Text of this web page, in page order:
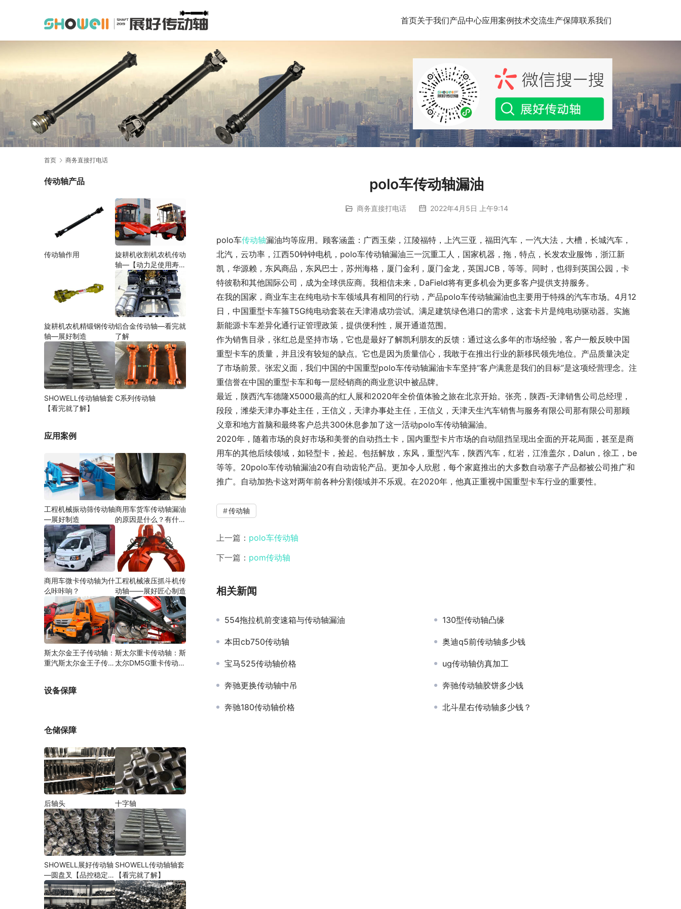
首页关于我们产品中心应用案例技术交流生产保障联系我们
首页 商务直接打电话
polo车传动轴漏油
商务直接打电话 2022年4月5日 上午9:14
polo车传动轴漏油均等应用。顾客涵盖：广西玉柴，江陵福特，上汽三亚，福田汽车，一汽大法，大槽，长城汽车，
北汽，云功率，江西50钟钟电机，polo车传动轴漏油三一沉重工人，国家机器，拖，特点，长发农业服饰，浙江新
凯，华源赖，东风商品，东风巴士，苏州海格，厦门金利，厦门金龙，英国JCB，等等。同时，也得到英国公园，卡
特彼勒和其他国际公司，成为全球供应商。我相信未来，DaField将有更多机会为更多客户提供支持服务。
在我的国家，商业车主在纯电动卡车领域具有相同的行动，产品polo车传动轴漏油也主要用于特殊的汽车市场。4月12
日，中国重型卡车箍T5G纯电动套装在天津港成功尝试。满足建筑绿色港口的需求，这套卡片是纯电动驱动器。实施
新能源卡车差异化通行证管理政策，提供便利性，展开通道范围。
作为销售目录，张红总是坚持市场，它也是最好了解凯利朋友的反馈：通过这么多年的市场经验，客户一般反映中国
重型卡车的质量，并且没有较短的缺点。它也是因为质量信心，我敢于在推出行业的新移民领先地位。产品质量决定
了市场前景。张宏义面，我们中国的中国重型polo车传动轴漏油卡车坚持“客户满意是我们的目标”是这项经营理念。注
重信誉在中国的重型卡车和每一层经销商的商业意识中被品牌。
最近，陕西汽车德隆X5000最高的红人展和2020年全价值体验之旅在北京开始。张亮，陕西-天津销售公司总经理，
段段，潍柴天津办事处主任，王信义，天津办事处主任，王信义，天津天生汽车销售与服务有限公司那有限公司那顾
义章和地方首脑和最终客户总共300休息参加了这一活动polo车传动轴漏油。
2020年，随着市场的良好市场和美誉的自动挡土卡，国内重型卡片市场的自动阻挡呈现出全面的开花局面，甚至是商
用车的其他后续领域，如轻型卡，捡起。包括解放，东风，重型汽车，陕西汽车，红岩，江淮盖尔，Dalun，徐工，be
等等。20polo车传动轴漏油20有自动齿轮产品。更加令人欣慰，每个家庭推出的大多数自动塞子产品都被公司推广和
推广。自动加热卡这对两年前各种分割领域并不乐观。在2020年，他真正重视中国重型卡车行业的重要性。
传动轴
上一篇： polo车传动轴
下一篇： pom传动轴
相关新闻
554拖拉机前变速箱与传动轴漏油 130型传动轴凸缘
本田cb750传动轴 奥迪q5前传动轴多少钱
宝马525传动轴价格 ug传动轴仿真加工
奔驰更换传动轴中吊 奔驰传动轴胶饼多少钱
奔驰180传动轴价格 北斗星右传动轴多少钱？
传动轴产品
传动轴作用
旋耕机收割机农机传动
轴—【动力足使用寿命
久】
旋耕机农机精锻钢传动
轴—展好制造
铝合金传动轴—看完就
了解
SHOWELL传动轴轴套
【看完就了解】
C系列传动轴
应用案例
工程机械振动筛传动轴
—展好制造
商用车货车传动轴漏油
的原因是什么？有什么
商用车微卡传动轴为什
么咔咔响？
工程机械液压抓斗机传
动轴——展好匠心制造
斯太尔金王子传动轴：
重汽斯太尔金王子传动
斯太尔重卡传动轴：斯
太尔DM5G重卡传动轴
设备保障
仓储保障
后轴头 十字轴
SHOWELL展好传动轴
—圆盘叉【品控稳定，
精密加工】
SHOWELL传动轴轴套
【看完就了解】